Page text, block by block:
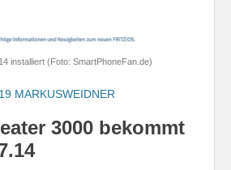
installiert (Foto: SmartPhoneFan.de)
MARKUSWEIDNER
3000 bekommt